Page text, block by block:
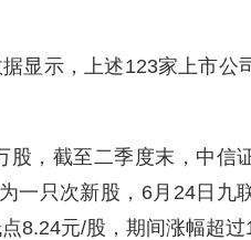
显示，上述123家上市公
股，截至二季度末，中信
一只次新股，6月24日九
8.24元/股，期间涨幅超过